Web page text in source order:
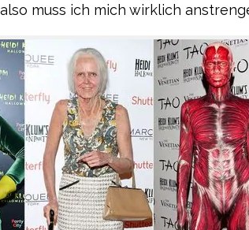
muss ich mich wirklich